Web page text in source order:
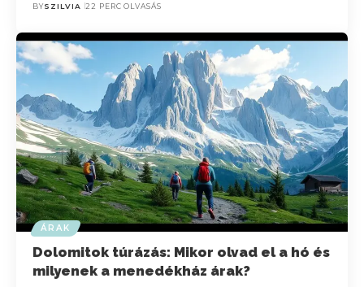
BYSZILVIA 22 PERC OLVASÁS
ÁRAK
Dolomitok túrázás: Mikor olvad el a hó és
milyenek a menedékház árak?